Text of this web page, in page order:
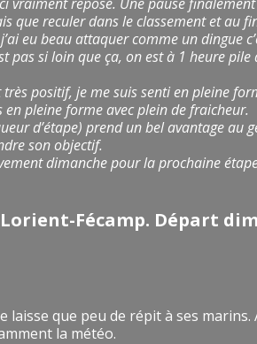
que reculer dans le classement et au
eu beau attaquer comme un dingue
pas si loin que ça, on est à 1 heure
très positif, je me suis senti en pleine
pleine forme avec plein de fraicheur.
d’étape) prend un bel avantage
son objectif.
dimanche pour la prochaine
Fécamp. Départ
laisse que peu de répit à ses
la météo.